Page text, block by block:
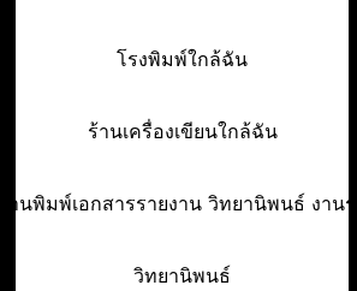
โรงพิมพ์ใกล้ฉัน
ร้านเครื่องเขียนใกล้ฉัน
านพิมพ์เอกสารรายงาน วิทยานิพนธ์ งานรา
วิทยานิพนธ์